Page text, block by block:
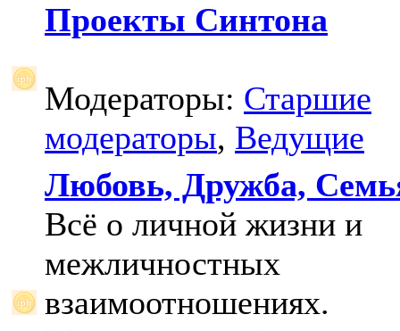
Проекты Синтона
Модераторы: Старшие
модераторы, Ведущие
Любовь, Дружба,
Всё о личной жизни и
межличностных
взаимоотношениях.